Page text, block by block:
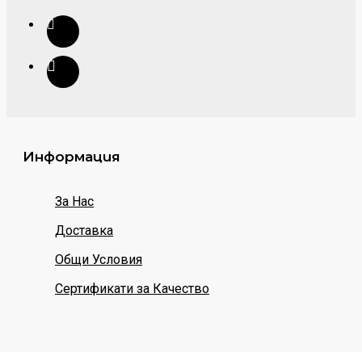
Информация
За Нас
Доставка
Общи Условия
Сертификати за Качество